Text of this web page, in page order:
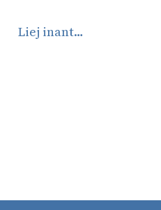
Liej inant…